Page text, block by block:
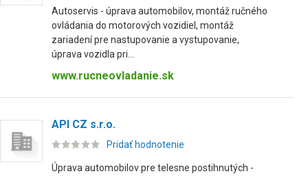
Autoservis - úprava automobilov, montáž ručného
ovládania do motorových vozidiel, montáž
zariadení pre nastupovanie a vystupovanie,
úprava vozidla pri...
www.rucneovladanie.sk
API CZ s.r.o.
Pridať hodnotenie
Úprava automobilov pre telesne postihnutých -